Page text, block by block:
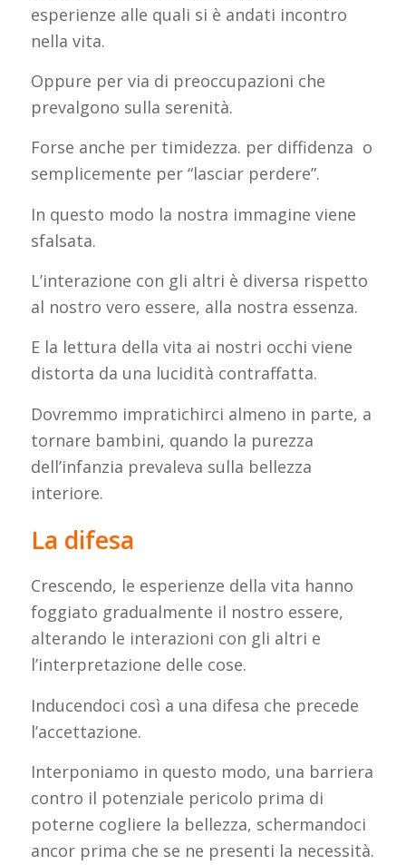
esperienze alle quali si è andati incontro
nella vita.
Oppure per via di preoccupazioni che
prevalgono sulla serenità.
Forse anche per timidezza. per diffidenza o
semplicemente per “lasciar perdere”.
In questo modo la nostra immagine viene
sfalsata.
L’interazione con gli altri è diversa rispetto
al nostro vero essere, alla nostra essenza.
E la lettura della vita ai nostri occhi viene
distorta da una lucidità contraffatta.
Dovremmo impratichirci almeno in parte, a
tornare bambini, quando la purezza
dell’infanzia prevaleva sulla bellezza
interiore.
La difesa
Crescendo, le esperienze della vita hanno
foggiato gradualmente il nostro essere,
alterando le interazioni con gli altri e
l’interpretazione delle cose.
Inducendoci così a una difesa che precede
l’accettazione.
Interponiamo in questo modo, una barriera
contro il potenziale pericolo prima di
poterne cogliere la bellezza, schermandoci
ancor prima che se ne presenti la necessità.